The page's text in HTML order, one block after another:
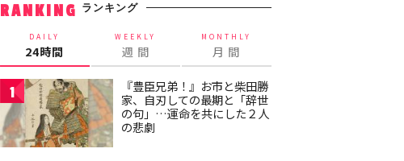
RANKING ランキング
DAILY
24時間
WEEKLY
週 間
MONTHLY
月 間
1
『豊臣兄弟！』お市と柴田勝
家、自刃しての最期と「辞世
の句」…運命を共にした２人
の悲劇